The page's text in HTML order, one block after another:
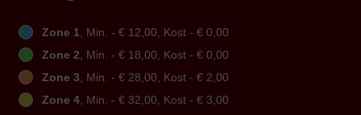
Zone 1, Min. - € 12,00, Kost - € 0,00
Zone 2, Min. - € 18,00, Kost - € 0,00
Zone 3, Min. - € 28,00, Kost - € 2,00
Zone 4, Min. - € 32,00, Kost - € 3,00